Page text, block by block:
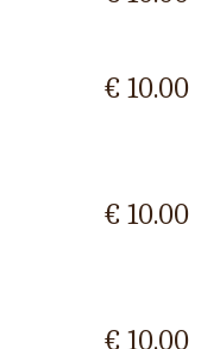
€ 10.00
€ 10.00
€ 10.00